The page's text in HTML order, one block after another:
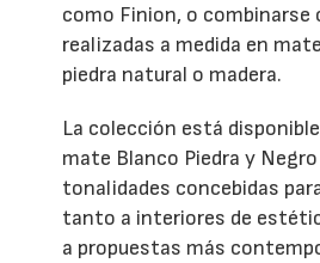
como Finion, o combinarse
realizadas a medida en
piedra natural o madera.
La colección está
mate Blanco Piedra y
tonalidades concebidas
tanto a interiores de
a propuestas más